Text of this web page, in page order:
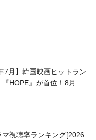
7月】韓国映画ヒットラン
HOPE』が首位！8月公
マ視聴率ランキング[2026